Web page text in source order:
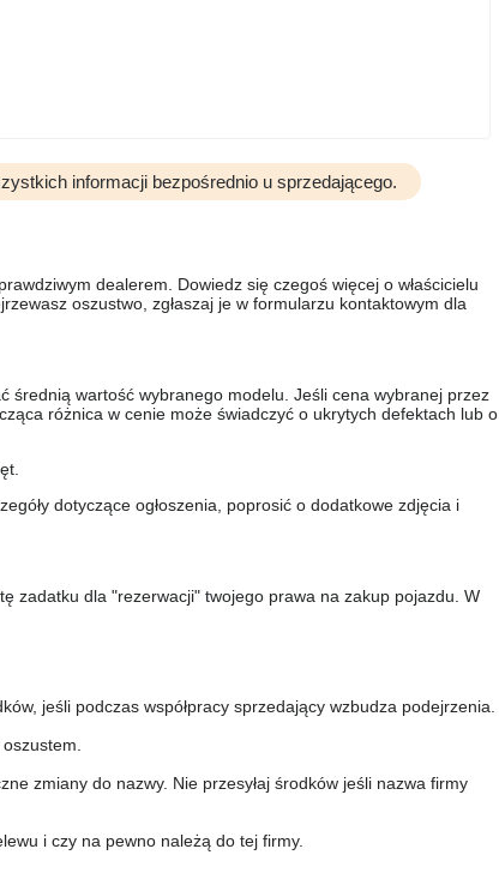
informacji bezpośrednio u sprzedającego.
dealerem. Dowiedz się czegoś więcej o właścicielu
oszustwo, zgłaszaj je w formularzu kontaktowym dla
średnią wartość wybranego modelu. Jeśli cena wybranej przez
różnica w cenie może świadczyć o ukrytych defektach lub o
dotyczące ogłoszenia, poprosić o dodatkowe zdjęcia i
zadatku dla "rezerwacji" twojego prawa na zakup pojazdu. W
jeśli podczas współpracy sprzedający wzbudza podejrzenia.
zmiany do nazwy. Nie przesyłaj środków jeśli nazwa firmy
i czy na pewno należą do tej firmy.